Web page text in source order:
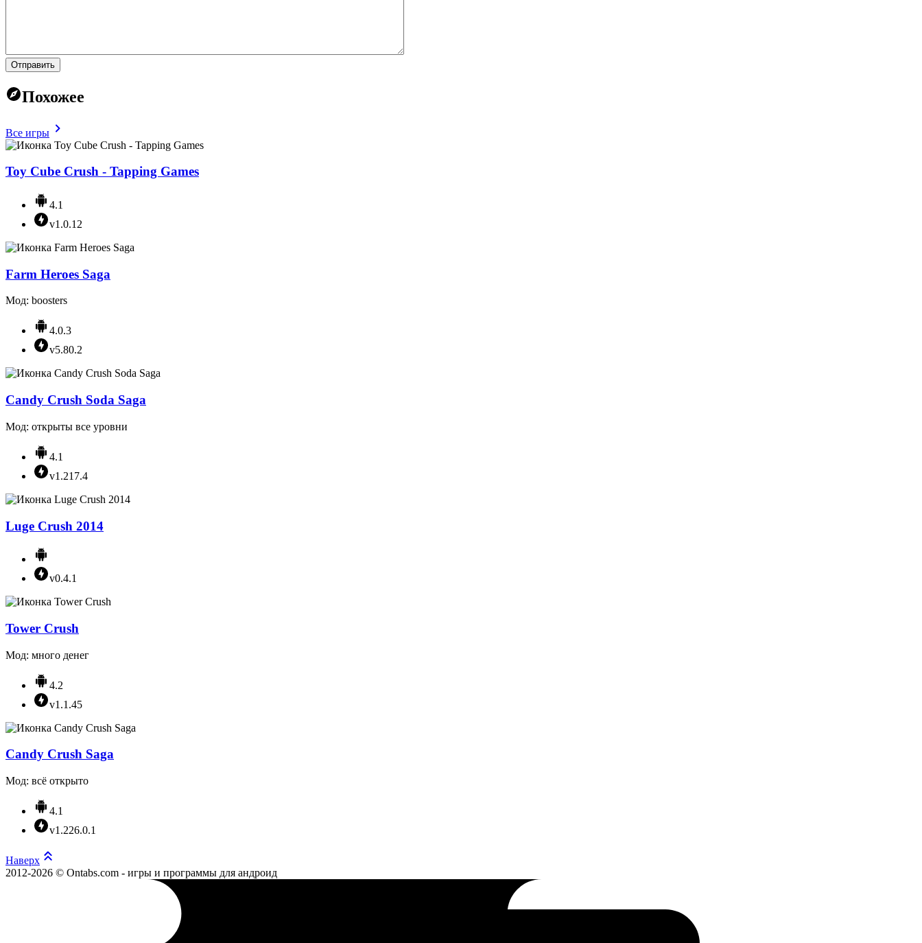
Отправить
Похожее
Все игры
Toy Cube Crush - Tapping Games
4.1
v1.0.12
Farm Heroes Saga
Мод: boosters
4.0.3
v5.80.2
Candy Crush Soda Saga
Мод: открыты все уровни
4.1
v1.217.4
Luge Crush 2014
v0.4.1
Tower Crush
Мод: много денег
4.2
v1.1.45
Candy Crush Saga
Мод: всё открыто
4.1
v1.226.0.1
Наверх
2012-2026 © Ontabs.com - игры и программы для андроид